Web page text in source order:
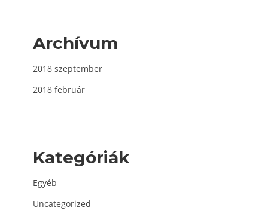
Archívum
2018 szeptember
2018 február
Kategóriák
Egyéb
Uncategorized